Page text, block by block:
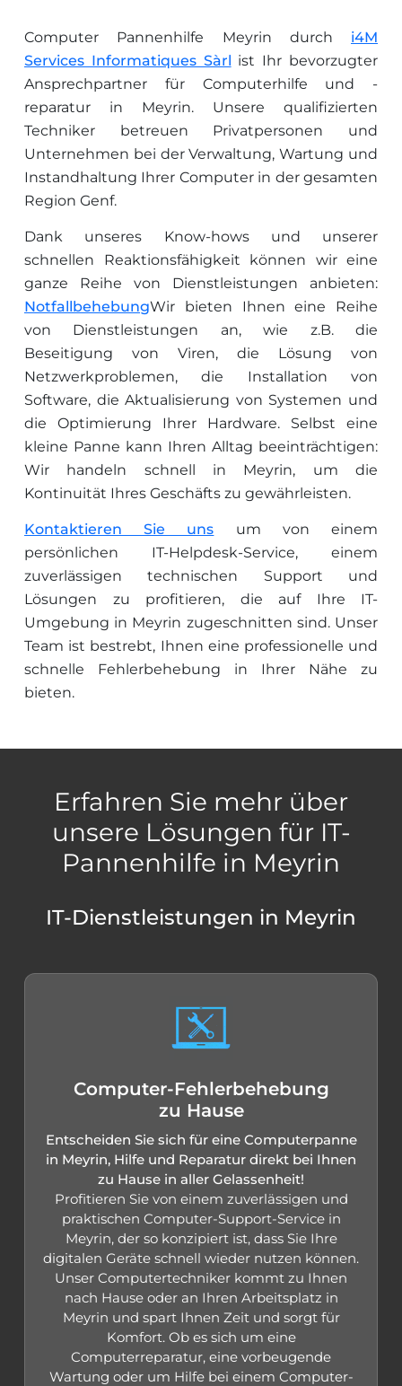
Computer Pannenhilfe Meyrin durch i4M
Services Informatiques Sàrl ist Ihr bevorzugter
Ansprechpartner für Computerhilfe und -
reparatur in Meyrin. Unsere qualifizierten
Techniker betreuen Privatpersonen und
Unternehmen bei der Verwaltung, Wartung und
Instandhaltung Ihrer Computer in der gesamten
Region Genf.
Dank unseres Know-hows und unserer
schnellen Reaktionsfähigkeit können wir eine
ganze Reihe von Dienstleistungen anbieten:
NotfallbehebungWir bieten Ihnen eine Reihe
von Dienstleistungen an, wie z.B. die
Beseitigung von Viren, die Lösung von
Netzwerkproblemen, die Installation von
Software, die Aktualisierung von Systemen und
die Optimierung Ihrer Hardware. Selbst eine
kleine Panne kann Ihren Alltag beeinträchtigen:
Wir handeln schnell in Meyrin, um die
Kontinuität Ihres Geschäfts zu gewährleisten.
Kontaktieren Sie uns um von einem
persönlichen IT-Helpdesk-Service, einem
zuverlässigen technischen Support und
Lösungen zu profitieren, die auf Ihre IT-
Umgebung in Meyrin zugeschnitten sind. Unser
Team ist bestrebt, Ihnen eine professionelle und
schnelle Fehlerbehebung in Ihrer Nähe zu
bieten.
Erfahren Sie mehr über
unsere Lösungen für IT-
Pannenhilfe in Meyrin
IT-Dienstleistungen in Meyrin
Computer-Fehlerbehebung
zu Hause
Entscheiden Sie sich für eine Computerpanne
in Meyrin, Hilfe und Reparatur direkt bei Ihnen
zu Hause in aller Gelassenheit!
Profitieren Sie von einem zuverlässigen und
praktischen Computer-Support-Service in
Meyrin, der so konzipiert ist, dass Sie Ihre
digitalen Geräte schnell wieder nutzen können.
Unser Computertechniker kommt zu Ihnen
nach Hause oder an Ihren Arbeitsplatz in
Meyrin und spart Ihnen Zeit und sorgt für
Komfort. Ob es sich um eine
Computerreparatur, eine vorbeugende
Wartung oder um Hilfe bei einem Computer-